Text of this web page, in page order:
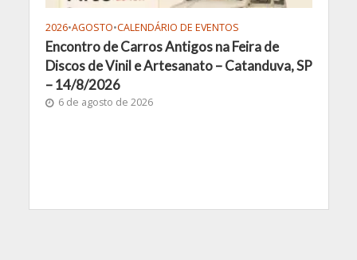
2026•AGOSTO•CALENDÁRIO DE EVENTOS
Encontro de Carros Antigos na Feira de
Discos de Vinil e Artesanato – Catanduva, SP
– 14/8/2026
6 de agosto de 2026